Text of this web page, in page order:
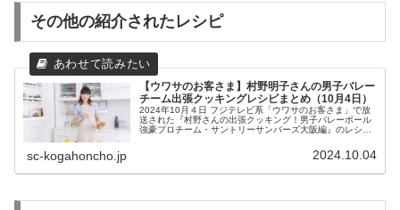
その他の紹介されたレシピ
【ウワサのお客さま】村野明子さんの男子バレー
チーム出張クッキングレシピまとめ（10月4日）
2024年10月４日 フジテレビ系「ウワサのお客さま」で放
送された『村野さんの出張クッキング！男子バレーボール
強豪プロチーム・サントリーサンバーズ大阪編』のレシピ
sc-kogahoncho.jp 2024.10.04